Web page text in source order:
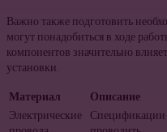
Важно также подготовить
могут понадобиться в ходе
компонентов значительно
установки.
Материал
Описание
Электрические Спецификации